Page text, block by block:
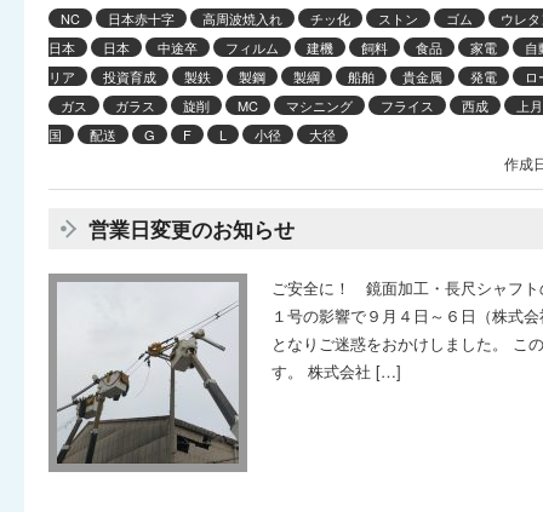
NC
日本赤十字 高周波焼入れ チッ化 ストン ゴム
ウレ
日本
日本 中途卒 フィルム 建機 飼料 食品 家電
自
リア
投資育成 製鉄 製鋼 製綱 船舶 貴金属 発電
ガス
ガラス 旋削 MC マシニング フライス 西成
上月
国
配送 G F L 小径 大径
作成
営業日変更のお知らせ
ご安全に！ 鏡面加工・長尺シャフ
１号の影響で９月４日～６日（株式
となりご迷惑をおかけしました。 こ
す。 株式会社 […]